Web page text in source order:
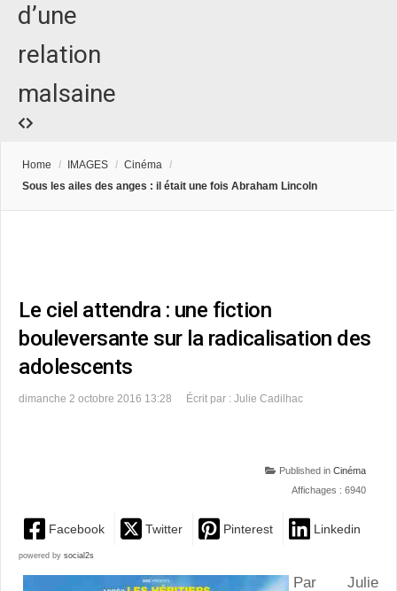
d’une
relation
malsaine
Home / IMAGES / Cinéma /
Sous les ailes des anges : il était une fois Abraham Lincoln
Le ciel attendra : une fiction
bouleversante sur la radicalisation des
adolescents
dimanche 2 octobre 2016 13:28 Écrit par : Julie Cadilhac
Published in Cinéma
Affichages : 6940
Facebook Twitter Pinterest Linkedin
powered by social2s
Par Julie